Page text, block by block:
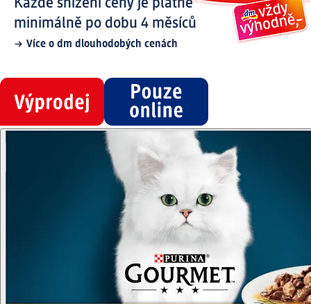
Každé snížení ceny je platné
minimálně po dobu 4 měsíců
Více o dm dlouhodobých cenách